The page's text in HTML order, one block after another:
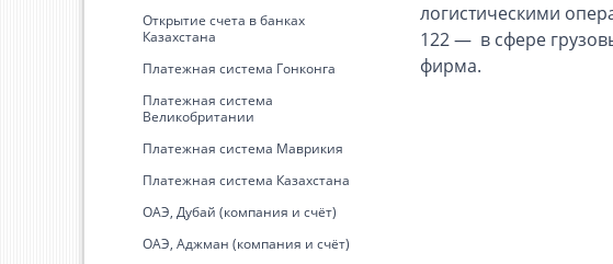
Открытие счета в банках
Казахстана
Платежная система Гонконга
Платежная система
Великобритании
Платежная система Маврикия
Платежная система Казахстана
ОАЭ, Дубай (компания и счёт)
ОАЭ, Аджман (компания и счёт)
логистическими
122 — в сфере
фирма.